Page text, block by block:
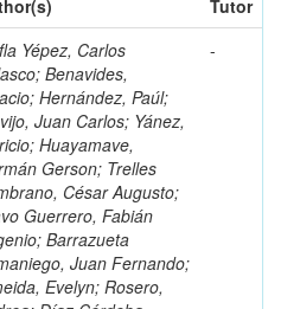
Tutor
Yépez, Carlos
Benavides,
Hernández, Paúl;
Juan Carlos; Yánez,
Huayamave,
Gerson; Trelles
César Augusto;
Guerrero, Fabián
Barrazueta
Juan Fernando;
Evelyn; Rosero,
-